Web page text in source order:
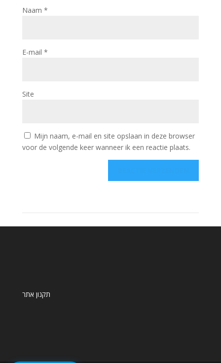
Naam *
E-mail *
Site
Mijn naam, e-mail en site opslaan in deze browser
voor de volgende keer wanneer ik een reactie plaats.
תקנון אתר